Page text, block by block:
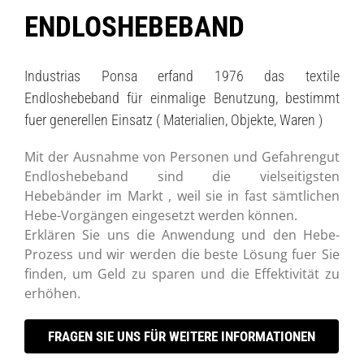
ENDLOSHEBEBAND
Industrias Ponsa erfand 1976 das textile
Endloshebeband für einmalige Benutzung, bestimmt
fuer generellen Einsatz ( Materialien, Objekte, Waren )
Mit der Ausnahme von Personen und Gefahrengut
Endloshebeband sind die vielseitigsten
Hebebänder im Markt , weil sie in fast sämtlichen
Hebe-Vorgängen eingesetzt werden können.
Erklären Sie uns die Anwendung und den Hebe-
Prozess und wir werden die beste Lösung fuer Sie
finden, um Geld zu sparen und die Effektivität zu
erhöhen.
FRAGEN SIE UNS FÜR WEITERE INFORMATIONEN